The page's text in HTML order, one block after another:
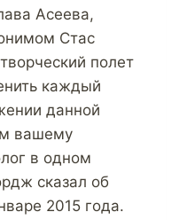
Асеева,
Стас
полет
каждый
данной
вашему
в одном
сказал об
2015 года.